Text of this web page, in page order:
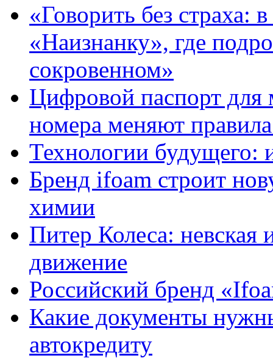
«Говорить без страха:
«Наизнанку», где
сокровенном»
Цифровой паспорт для
номера меняют
Технологии будущего:
Бренд ifoam строит
химии
Питер Колеса: невская
движение
Российский бренд
Какие документы
автокредиту